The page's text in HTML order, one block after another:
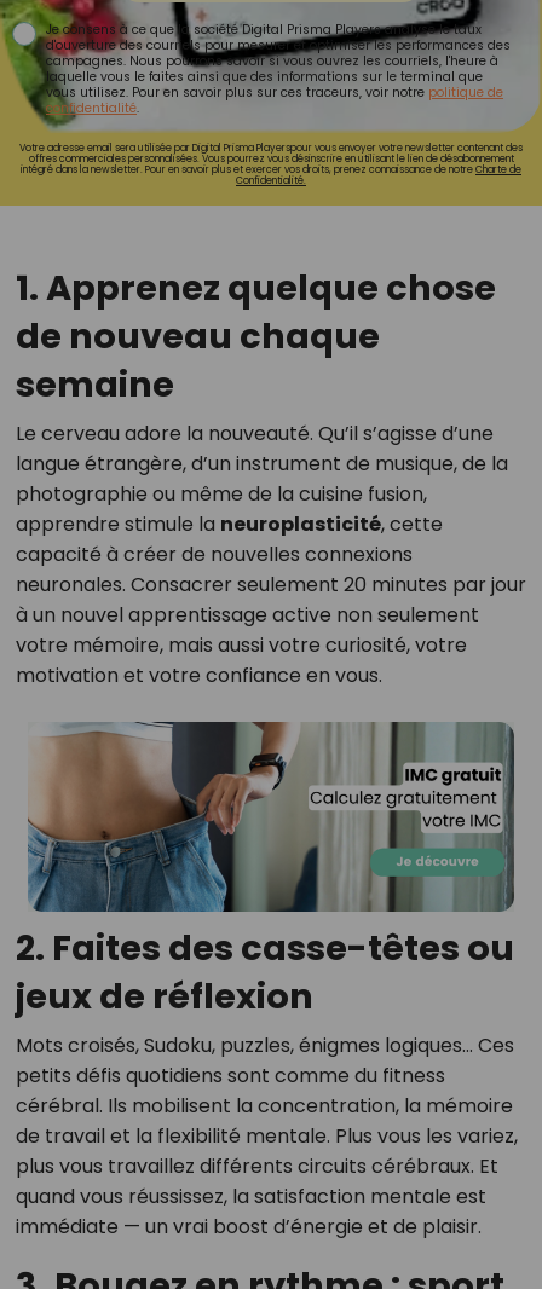
Je consens à ce que la société Digital Prisma Players analyse le taux
d'ouverture des courriels pour mesurer et optimiser les performances des
campagnes. Nous pourrons savoir si vous ouvrez les courriels, l'heure à
laquelle vous le faites ainsi que des informations sur le terminal que
vous utilisez. Pour en savoir plus sur ces traceurs, voir notre politique de
confidentialité.
Votre adresse email sera utilisée par Digital Prisma Playerspour vous envoyer votre newsletter contenant des
offres commerciales personnalisées. Vous pourrez vous désinscrire en utilisant le lien de désabonnement
intégré dans la newsletter. Pour en savoir plus et exercer vos droits, prenez connaissance de notreCharte de
Confidentialité.
1. Apprenez quelque chose
de nouveau chaque
semaine
Le cerveau adore la nouveauté. Qu’il s’agisse d’une
langue étrangère, d’un instrument de musique, de la
photographie ou même de la cuisine fusion,
apprendre stimule la neuroplasticité, cette
capacité à créer de nouvelles connexions
neuronales. Consacrer seulement 20 minutes par jour
à un nouvel apprentissage active non seulement
votre mémoire, mais aussi votre curiosité, votre
motivation et votre confiance en vous.
2. Faites des casse-têtes ou
jeux de réflexion
Mots croisés, Sudoku, puzzles, énigmes logiques… Ces
petits défis quotidiens sont comme du fitness
cérébral. Ils mobilisent la concentration, la mémoire
de travail et la flexibilité mentale. Plus vous les variez,
plus vous travaillez différents circuits cérébraux. Et
quand vous réussissez, la satisfaction mentale est
immédiate — un vrai boost d’énergie et de plaisir.